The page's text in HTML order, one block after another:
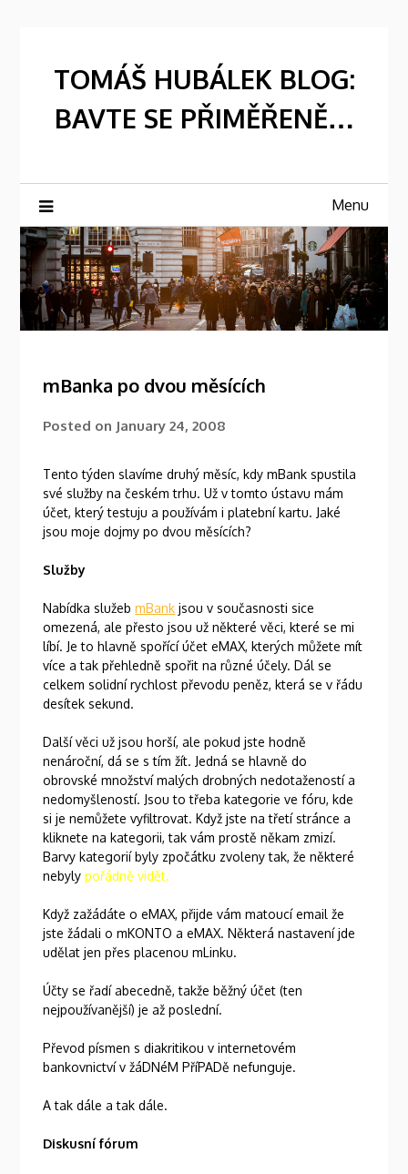
TOMÁŠ HUBÁLEK BLOG:
BAVTE SE PŘIMĚŘENĚ…
Menu
mBanka po dvou měsících
Posted on January 24, 2008
Tento týden slavíme druhý měsíc, kdy mBank spustila
své služby na českém trhu. Už v tomto ústavu mám
účet, který testuju a používám i platební kartu. Jaké
jsou moje dojmy po dvou měsících?
Služby
Nabídka služebmBank jsou v současnosti sice
omezená, ale přesto jsou už některé věci, které se mi
líbí. Je to hlavně spořící účet eMAX, kterých můžete mít
více a tak přehledně spořit na různé účely. Dál se
celkem solidní rychlost převodu peněz, která se v řádu
desítek sekund.
Další věci už jsou horší, ale pokud jste hodně
nenároční, dá se s tím žít. Jedná se hlavně do
obrovské množství malých drobných nedotažeností a
nedomyšleností. Jsou to třeba kategorie ve fóru, kde
si je nemůžete vyfiltrovat. Když jste na třetí stránce a
kliknete na kategorii, tak vám prostě někam zmizí.
Barvy kategorií byly zpočátku zvoleny tak, že některé
nebylypořádně vidět.
Když zažádáte o eMAX, přijde vám matoucí email že
jste žádali o mKONTO a eMAX. Některá nastavení jde
udělat jen přes placenou mLinku.
Účty se řadí abecedně, takže běžný účet (ten
nejpoužívanější) je až poslední.
Převod písmen s diakritikou v internetovém
bankovnictví v žáDNéM PříPADě nefunguje.
A tak dále a tak dále.
Diskusní fórum